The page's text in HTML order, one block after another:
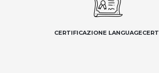
CERTIFICAZIONE LANGUAGECERT